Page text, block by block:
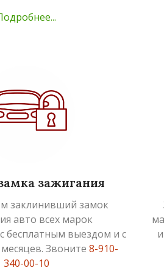
зажигания
заклинивший замок
авто всех марок
бесплатным выездом и с
Звоните 8-910-
340-00-10